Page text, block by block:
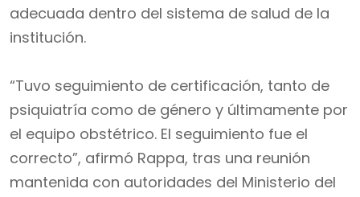
adecuada dentro del sistema de salud de la
institución.
“Tuvo seguimiento de certificación, tanto de
psiquiatría como de género y últimamente por
el equipo obstétrico. El seguimiento fue el
correcto”, afirmó Rappa, tras una reunión
mantenida con autoridades del Ministerio del